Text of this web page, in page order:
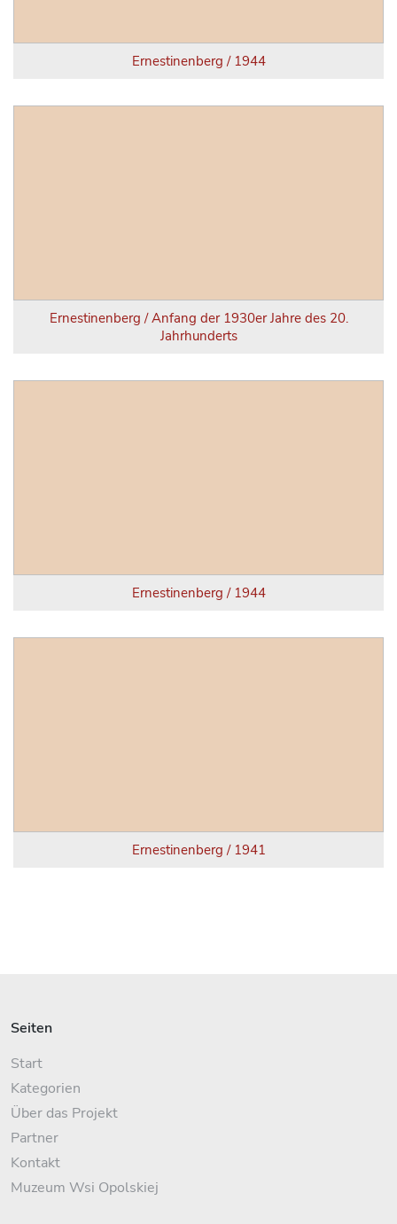
Ernestinenberg / 1944
Ernestinenberg / Anfang der 1930er Jahre des 20.
Jahrhunderts
Ernestinenberg / 1944
Ernestinenberg / 1941
Seiten
Start
Kategorien
Über das Projekt
Partner
Kontakt
Muzeum Wsi Opolskiej